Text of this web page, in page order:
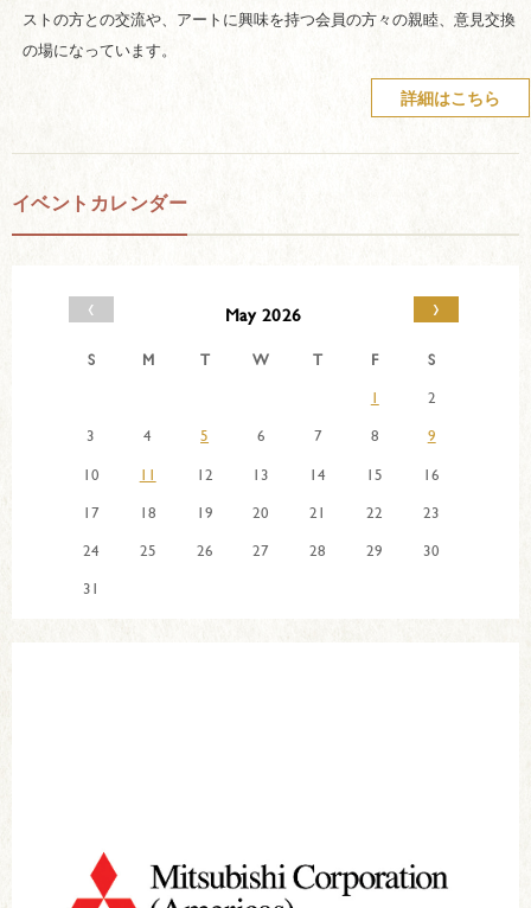
ストの方との交流や、アートに興味を持つ会員の方々の親睦、意見交換
の場になっています。
詳細はこちら
イベントカレンダー
‹ May 2026 ›
S M T W T F
S
1
2
3
4 5 6 7 8
9
10
11 12 13 14 15
16
17
18 19 20 21 22
23
24
25 26 27 28 29
30
31